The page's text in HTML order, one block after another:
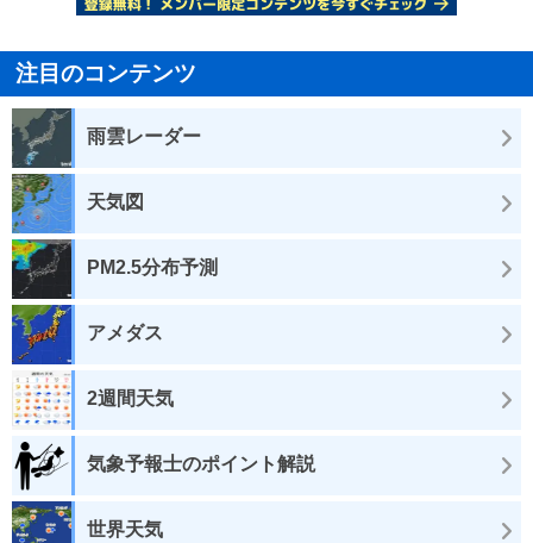
注目のコンテンツ
雨雲レーダー
天気図
PM2.5分布予測
アメダス
2週間天気
気象予報士のポイント解説
世界天気